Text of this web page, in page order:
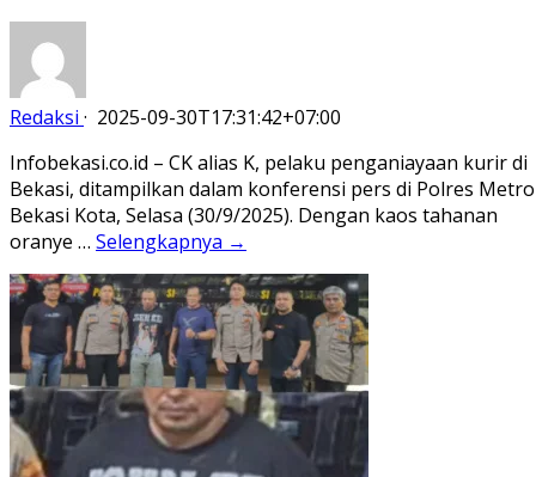
Redaksi · 2025-09-30T17:31:42+07:00
Infobekasi.co.id – CK alias K, pelaku penganiayaan kurir di
Bekasi, ditampilkan dalam konferensi pers di Polres Metro
Bekasi Kota, Selasa (30/9/2025). Dengan kaos tahanan
oranye … Selengkapnya →